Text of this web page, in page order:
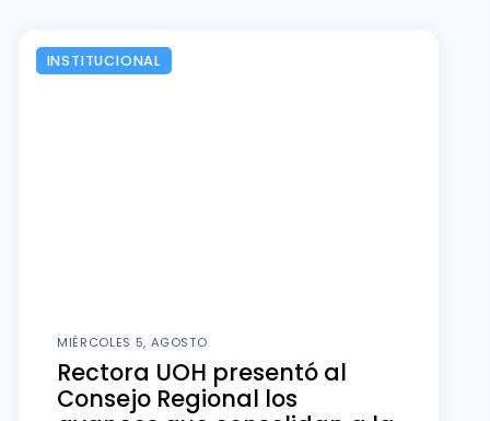
INSTITUCIONAL
MIÉRCOLES 5, AGOSTO
Rectora UOH presentó al
Consejo Regional los